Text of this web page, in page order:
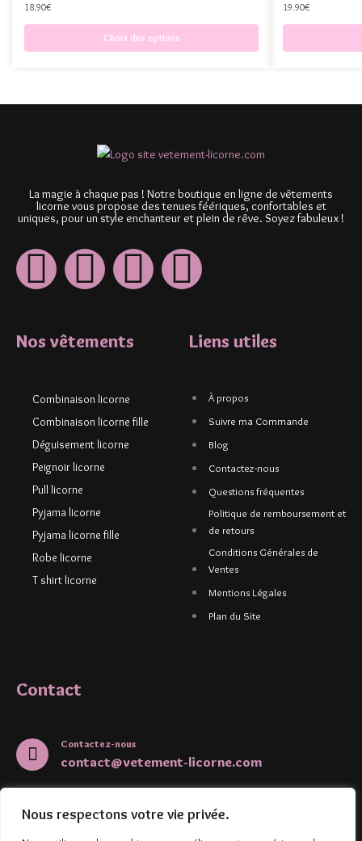
Nous respectons votre vie privée.
18.90€
Choix des options
19.90€
La magie à chaque pas ! Notre boutique en ligne de vêtements
licorne vous propose des tenues féériques, confortables et
uniques, pour un style enchanteur et plein de rêve. Soyez fabuleux !
Nos vêtements
Combinaison licorne
Combinaison licorne fille
Déguisement licorne
Peignoir licorne
Pull licorne
Pyjama licorne
Pyjama licorne fille
Robe licorne
T shirt licorne
Liens utiles
À propos
Suivre ma Commande
Blog
Contactez-nous
Questions fréquentes
Politique de remboursement et
de retours
Conditions Générales de
Ventes
Mentions Légales
Plan du Site
Contact
Contactez-nous
contact@vetement-licorne.com
5 Rue de l'Aubépine
67000, Strasbourg